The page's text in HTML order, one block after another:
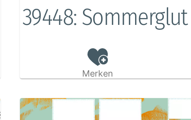
39448: Sommerglut
Merken